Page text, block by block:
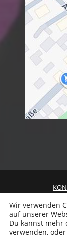
ALLGEMEINE
Wir verwenden
auf unserer
Du kannst mehr
verwenden,